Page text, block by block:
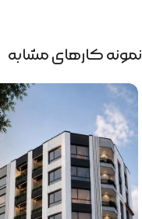
نمونه کارهای مشابه